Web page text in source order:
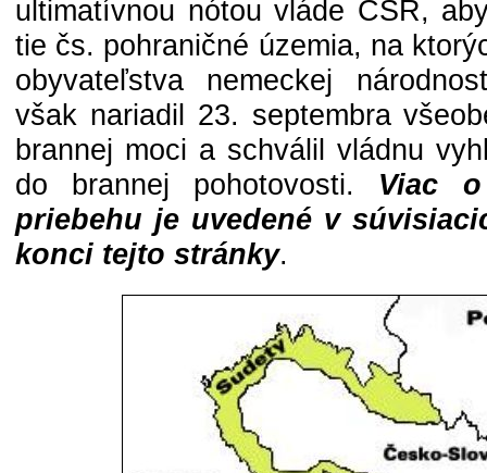
ultimatívnou nótou vláde ČSR,
tie čs. pohraničné územia, na
obyvateľstva nemeckej
však nariadil 23. septembra
brannej moci a schválil vládnu
do brannej pohotovosti. Viac
priebehu je uvedené v
konci tejto stránky.